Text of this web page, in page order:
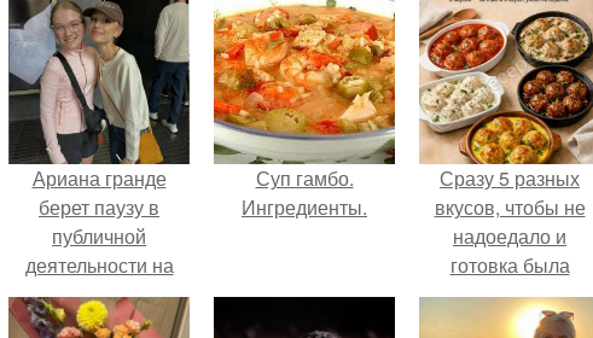
Ариана гранде
берет паузу в
публичной
деятельности на
фоне слухов о
своем здоровье.
Суп гамбо.
Ингредиенты.
Сразу 5 разных
вкусов, чтобы не
надоедало и
готовка была
проще.